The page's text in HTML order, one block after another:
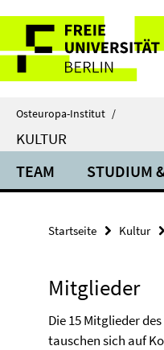
direkt
zu
Inhalt
Service-
Navigation
Osteuropa-Institut /
KULTUR
TEAM STUDIUM
Startseite Kultur
Mitglieder
Die 15 Mitglieder
tauschen sich auf